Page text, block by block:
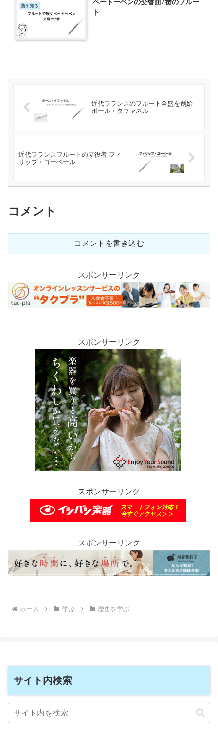
曲を知る
ベートーベンの交響曲7番のフルー
ト
近代フランスのフルート全盛を創始
ポール・タファネル
近代フランスフルートの立役者 フィ
リップ・ゴーベール
コメント
コメントを書き込む
スポンサーリンク
スポンサーリンク
スポンサーリンク
スポンサーリンク
ホーム 学ぶ 歴史を学ぶ
サイト内検索